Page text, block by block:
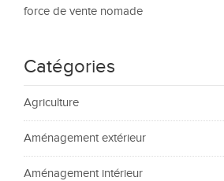
force de vente nomade
Catégories
Agriculture
Aménagement extérieur
Aménagement intérieur